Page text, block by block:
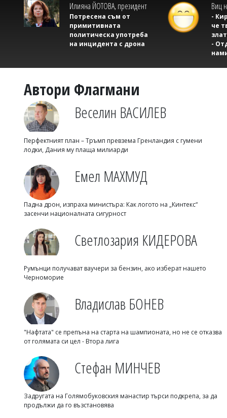
Илияна ЙОТОВА, президент
Потресена съм от
примитивната
политическа употреба
на инцидента с дрона
Виц
-
че
-
Автори Флагмани
Веселин ВАСИЛЕВ
Перфектният план – Тръмп превзема Гренландия с гумени
лодки, Дания му плаща милиарди
Емел МАХМУД
Падна дрон, изпраха министъра: Как логото на „Кинтекс“
засенчи националната сигурност
Светлозария КИДЕРОВА
Румънци получават ваучери за бензин, ако изберат нашето
Черноморие
Владислав БОНЕВ
"Нафтата" се препъна на старта на шампионата, но не се отказва
от голямата си цел - Втора лига
Стефан МИНЧЕВ
Задругата на Голямобуковския манастир търси подкрепа, за да
продължи да го възстановява